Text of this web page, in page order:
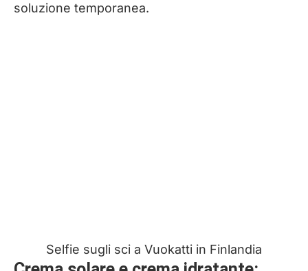
soluzione temporanea.
Selfie sugli sci a Vuokatti in Finlandia